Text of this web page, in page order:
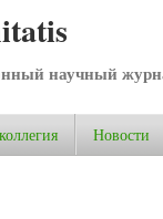
научный
Новости